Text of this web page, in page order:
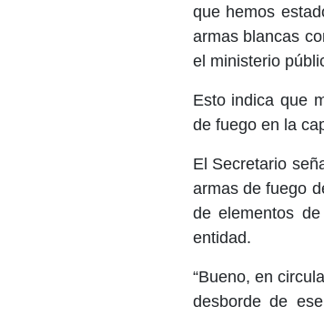
que hemos
armas blancas
el ministerio
Esto indica que
de fuego en la
El Secretario
armas de fuego
de elementos
entidad.
“Bueno, en
desborde de